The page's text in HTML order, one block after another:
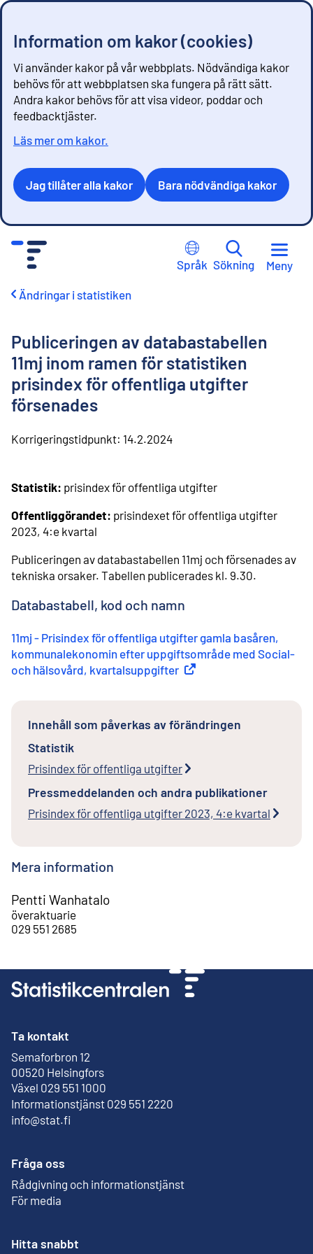
Information om kakor (cookies)
Vi använder kakor på vår webbplats. Nödvändiga kakor
behövs för att webbplatsen ska fungera på rätt sätt.
Andra kakor behövs för att visa videor, poddar och
feedbacktjäster.
Läs mer om kakor.
Jag tillåter alla kakor Bara nödvändiga kakor
Språk Sökning Meny
Ändringar i statistiken
Publiceringen av databastabellen
11mj inom ramen för statistiken
prisindex för offentliga utgifter
försenades
Korrigeringstidpunkt: 14.2.2024
Statistik: prisindex för offentliga utgifter
Offentliggörandet: prisindexet för offentliga utgifter
2023, 4:e kvartal
Publiceringen av databastabellen 11mj och försenades av
tekniska orsaker. Tabellen publicerades kl. 9.30.
Databastabell, kod och namn
11mj - Prisindex för offentliga utgifter gamla basåren,
kommunalekonomin efter uppgiftsområde med Social-
och hälsovård, kvartalsuppgifter Extern länk
Innehåll som påverkas av förändringen
Statistik
Prisindex för offentliga utgifter
Pressmeddelanden och andra publikationer
Prisindex för offentliga utgifter 2023, 4:e kvartal
Mera information
Pentti Wanhatalo
överaktuarie
029 551 2685
Ta kontakt
Semaforbron 12
00520 Helsingfors
Extern länk
Växel 029 551 1000
Informationstjänst 029 551 2220
info@stat.fi
Fråga oss
Rådgivning och informationstjänst
För media
Hitta snabbt